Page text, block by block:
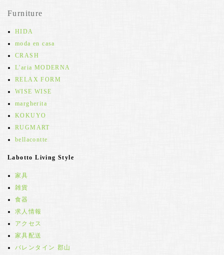
Furniture
HIDA
moda en casa
CRASH
L'aria MODERNA
RELAX FORM
WISE WISE
margherita
KOKUYO
RUGMART
bellacontte
Labotto Living Style
家具
雑貨
食器
求人情報
アクセス
家具配送
バレンタイン 郡山